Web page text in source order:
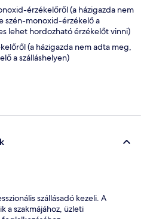
érzékelőről (a házigazda nem
szén-monoxid-érzékelő a
lehet hordozható érzékelőt vinni)
(a házigazda nem adta meg,
a szálláshelyen)
szállásadó kezeli. A
a szakmájához, üzleti